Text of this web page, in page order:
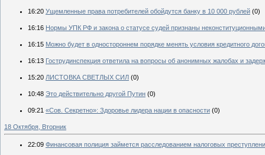
16:20 Ущемленные права потребителей обойдутся банку в 10 000 рублей (0)
16:16 Нормы УПК РФ и закона о статусе судей признаны
16:15 Можно будет в одностороннем порядке менять условия кредитного
16:13 Гострудинспекция ответила на вопросы об анонимных жалобах и
15:20 ЛИСТОВКА СВЕТЛЫХ СИЛ (0)
10:48 Это действительно другой Путин (0)
09:21 «Сов. Секретно»: Здоровье лидера нации в опасности (0)
18 Октября, Вторник
22:09 Финансовая полиция займется расследованием налоговых